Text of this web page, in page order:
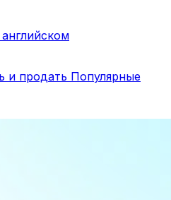
и продать Популярные